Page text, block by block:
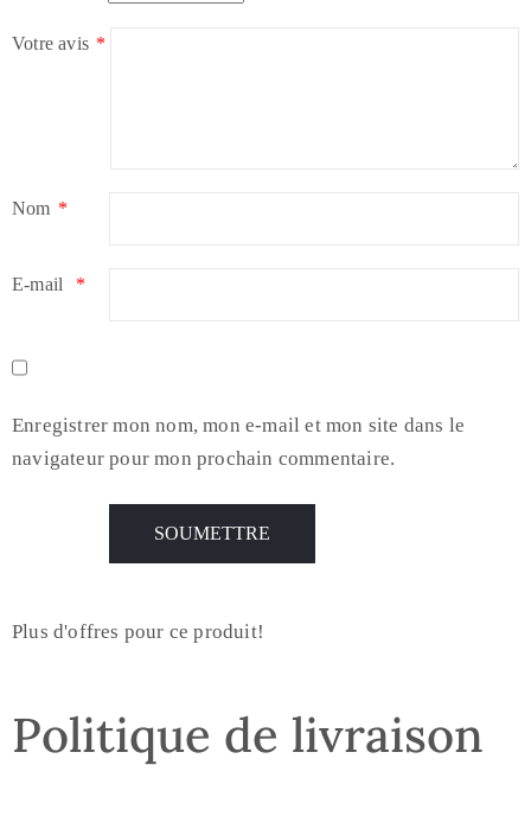
Votre avis *
Nom *
E-mail *
Enregistrer mon nom, mon e-mail et mon site dans le
navigateur pour mon prochain commentaire.
Plus d'offres pour ce produit!
Politique de livraison